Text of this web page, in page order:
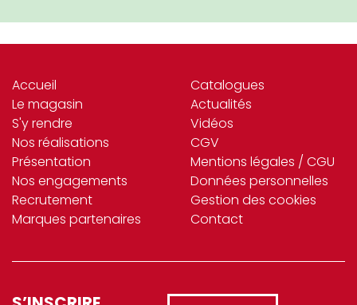
Accueil
Le magasin
S'y rendre
Nos réalisations
Présentation
Nos engagements
Recrutement
Marques partenaires
Catalogues
Actualités
Vidéos
CGV
Mentions légales / CGU
Données personnelles
Gestion des cookies
Contact